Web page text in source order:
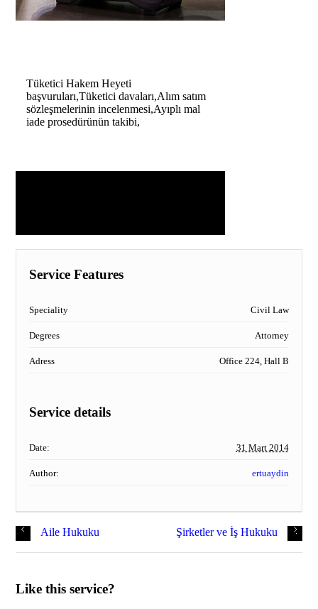
Tüketici Hakem Heyeti
başvuruları,Tüketici davaları,Alım satım
sözleşmelerinin incelenmesi,Ayıplı mal
iade prosedürünün takibi,
Service Features
Speciality Civil Law
Degrees Attorney
Adress Office 224, Hall B
Service details
Date: 31 Mart 2014
Author: ertuaydin
Aile Hukuku Şirketler ve İş Hukuku
Like this service?